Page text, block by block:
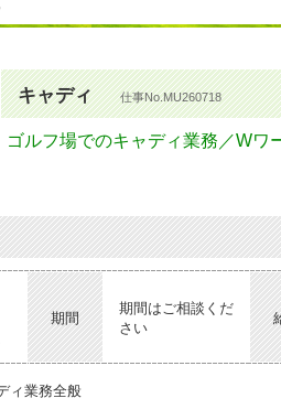
キャディ 仕事No.MU260718
ゴルフ場でのキャディ業務／Wワ
期間
期間はご相談くだ
さい
ィ業務全般